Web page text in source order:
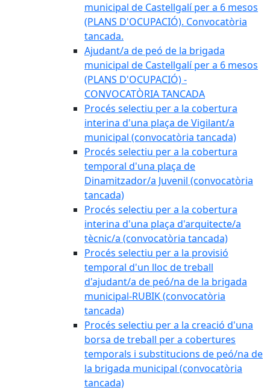
municipal de Castellgalí per a 6 mesos
(PLANS D'OCUPACIÓ). Convocatòria
tancada.
Ajudant/a de peó de la brigada
municipal de Castellgalí per a 6 mesos
(PLANS D'OCUPACIÓ) -
CONVOCATÒRIA TANCADA
Procés selectiu per a la cobertura
interina d'una plaça de Vigilant/a
municipal (convocatòria tancada)
Procés selectiu per a la cobertura
temporal d'una plaça de
Dinamitzador/a Juvenil (convocatòria
tancada)
Procés selectiu per a la cobertura
interina d'una plaça d'arquitecte/a
tècnic/a (convocatòria tancada)
Procés selectiu per a la provisió
temporal d'un lloc de treball
d'ajudant/a de peó/na de la brigada
municipal-RUBIK (convocatòria
tancada)
Procés selectiu per a la creació d'una
borsa de treball per a cobertures
temporals i substitucions de peó/na de
la brigada municipal (convocatòria
tancada)